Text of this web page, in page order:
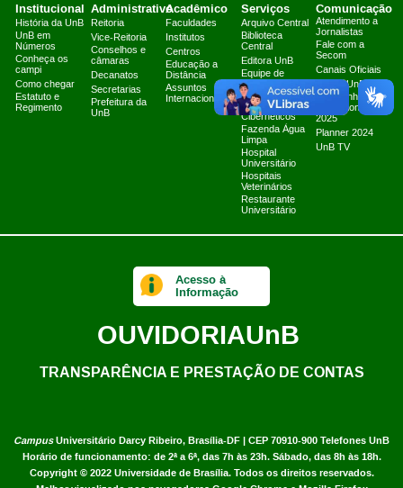
Institucional
História da UnB
UnB em
Números
Conheça os
campi
Como chegar
Estatuto e
Regimento
Administrativo
Reitoria
Vice-Reitoria
Conselhos e
câmaras
Decanatos
Secretarias
Prefeitura da
UnB
Acadêmico
Faculdades
Institutos
Centros
Educação a
Distância
Assuntos
Internacionais
Serviços
Arquivo Central
Biblioteca
Central
Editora UnB
Equipe de
Tratamento e
Resposta a
Incidentes
Cibernéticos
Fazenda Água
Limpa
Hospital
Universitário
Hospitais
Veterinários
Restaurante
Universitário
Comunicação
Atendimento a
Jornalistas
Fale com a
Secom
Canais Oficiais
Marca UnB
Campanha
Institucional
2025
Planner 2024
UnB TV
CampusUniversitário Darcy Ribeiro, Brasília-DF | CEP 70910-900 Telefones UnB
Horário de funcionamento: de 2ª a 6ª, das 7h às 23h. Sábado, das 8h às 18h.
Copyright © 2022 Universidade de Brasília. Todos os direitos reservados.
Acesso à
Informação
OUVIDORIAUnB
TRANSPARÊNCIA E PRESTAÇÃO DE CONTAS